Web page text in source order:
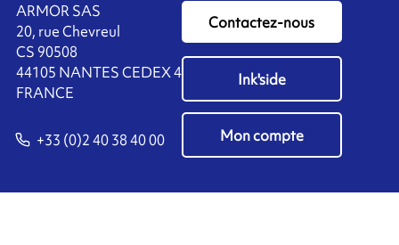
ARMOR SAS
20, rue Chevreul
CS 90508
44105 NANTES CEDEX 4
FRANCE
+33 (0)2 40 38 40 00
Contactez-nous
Ink'side
Mon compte